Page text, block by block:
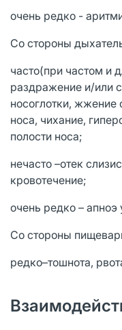
очень редко -
Со стороны
часто(при частом и
раздражение и/или
носоглотки, жжение
носа, чихание,
полости носа;
нечасто –отек
кровотечение;
очень редко –
Со стороны
редко–тошнота,